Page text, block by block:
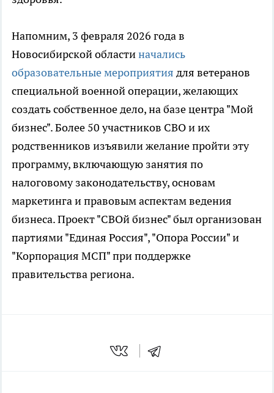
Напомним, 3 февраля 2026 года в
Новосибирской областиначались
образовательные мероприятия для ветеранов
специальной военной операции, желающих
создать собственное дело, на базе центра "Мой
бизнес". Более 50 участников СВО и их
родственников изъявили желание пройти эту
программу, включающую занятия по
налоговому законодательству, основам
маркетинга и правовым аспектам ведения
бизнеса. Проект "СВОй бизнес" был организован
партиями "Единая Россия", "Опора России" и
"Корпорация МСП" при поддержке
правительства региона.